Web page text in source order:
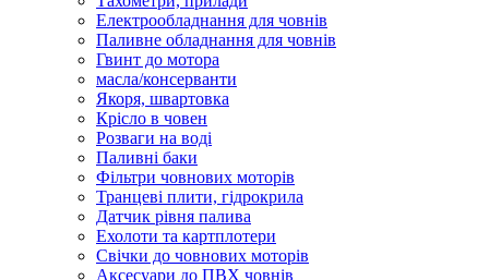
Електрообладнання для човнів
Паливне обладнання для човнів
Гвинт до мотора
масла/консерванти
Якоря, швартовка
Крісло в човен
Розваги на воді
Паливні баки
Фільтри човнових моторів
Транцеві плити, гідрокрила
Датчик рівня палива
Ехолоти та картплотери
Cвічки до човнових моторів
Аксесуари до ПВХ човнів